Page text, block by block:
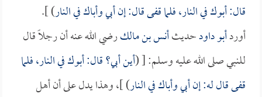
قال: أبوك في النار، فلما قفى قال: إن أبي وأباك في النار) ].
أوردأبو داودحديثأنس بن مالكرضي الله عنه أن رجلاً قال
للنبي صلى الله عليه وسلم: [ (أين أبي؟ قال: أبوك في النار، فلما
قفى قال له: إن أبي وأباك في النار) ]، وهذا يدل على أن أهل